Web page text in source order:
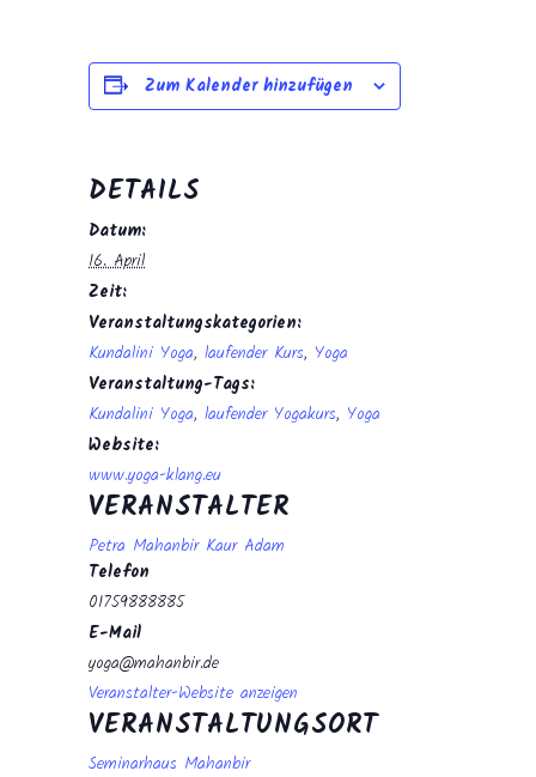
Zum Kalender hinzufügen
DETAILS
Datum:
16. April
Zeit:
Veranstaltungskategorien:
Kundalini Yoga, laufender Kurs, Yoga
Veranstaltung-Tags:
Kundalini Yoga, laufender Yogakurs, Yoga
Website:
www.yoga-klang.eu
VERANSTALTUNGSORT
Seminarhaus Mahanbir
VERANSTALTER
Petra Mahanbir Kaur Adam
Telefon
01759888885
E-Mail
yoga@mahanbir.de
Veranstalter-Website anzeigen